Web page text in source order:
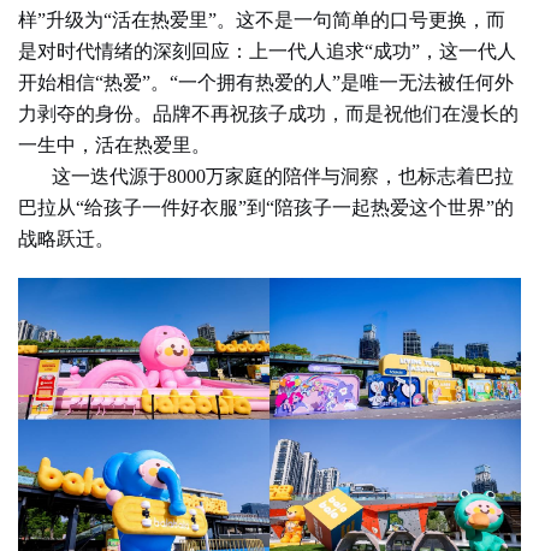
样”升级为“活在热爱里”。这不是一句简单的口号更换，而
是对时代情绪的深刻回应：上一代人追求“成功”，这一代人
开始相信“热爱”。“一个拥有热爱的人”是唯一无法被任何外
力剥夺的身份。品牌不再祝孩子成功，而是祝他们在漫长的
一生中，活在热爱里。
这一迭代源于8000万家庭的陪伴与洞察，也标志着巴拉
巴拉从“给孩子一件好衣服”到“陪孩子一起热爱这个世界”的
战略跃迁。